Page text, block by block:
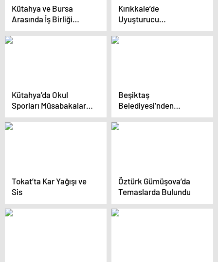
Kütahya ve Bursa
Arasında İş Birliği
Protokolü Yeniden
Canlandırıldı
Kırıkkale’de
Uyuşturucu
Operasyonu
Kütahya’da Okul
Sporları Müsabakaları
Başladı
Beşiktaş
Belediyesi’nden
kadınlara “Lohusa
Destek Paketi”
Tokat’ta Kar Yağışı ve
Sis
Öztürk Gümüşova’da
Temaslarda Bulundu